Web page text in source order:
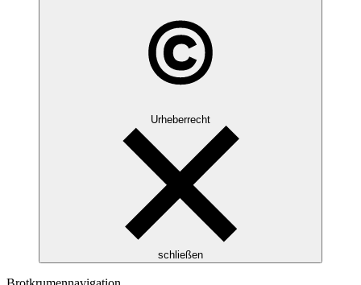
Urheberrecht
schließen